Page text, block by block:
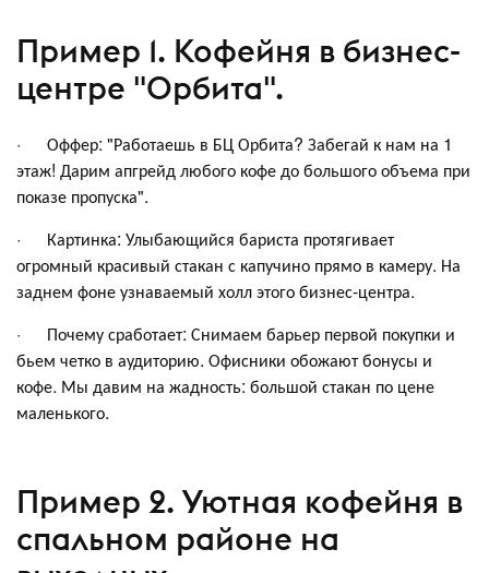
Пример 1. Кофейня в бизнес-
центре "Орбита".
· Оффер: "Работаешь в БЦ Орбита? Забегай к нам на 1
этаж! Дарим апгрейд любого кофе до большого объема при
показе пропуска".
· Картинка: Улыбающийся бариста протягивает
огромный красивый стакан с капучино прямо в камеру. На
заднем фоне узнаваемый холл этого бизнес-центра.
· Почему сработает: Снимаем барьер первой покупки и
бьем четко в аудиторию. Офисники обожают бонусы и
кофе. Мы давим на жадность: большой стакан по цене
маленького.
Пример 2. Уютная кофейня в
спальном районе на